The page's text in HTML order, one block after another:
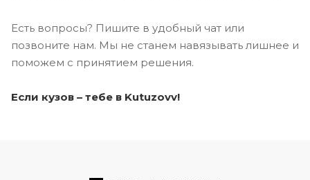
Есть вопросы? Пишите в удобный чат или
позвоните нам. Мы не станем навязывать лишнее и
поможем с принятием решения.
Если кузов – тебе в Kutuzovv!